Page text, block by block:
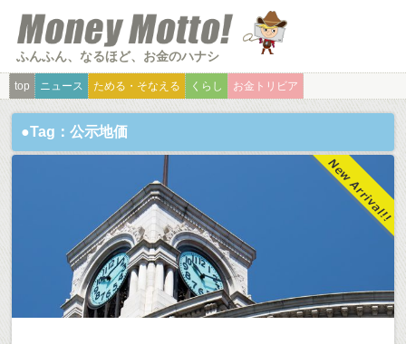
ふんふん、なるほど、お金のハナシ
top ニュース ためる・そなえる くらし お金トリビア
●Tag：公示地価